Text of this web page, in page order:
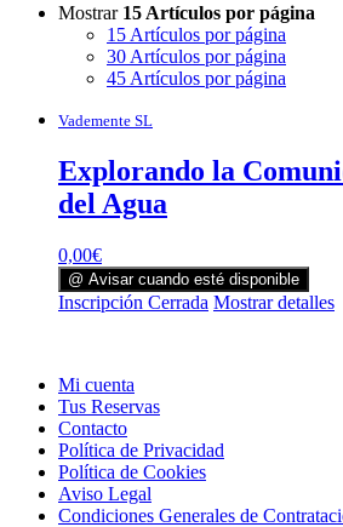
Mostrar 15 Artículos por página
15 Artículos por página
30 Artículos por página
45 Artículos por página
Vademente SL
Explorando la
del Agua
0,00€
@ Avisar cuando esté disponible
Inscripción Cerrada Mostrar detalles
Mi cuenta
Tus Reservas
Contacto
Política de Privacidad
Política de Cookies
Aviso Legal
Condiciones Generales de